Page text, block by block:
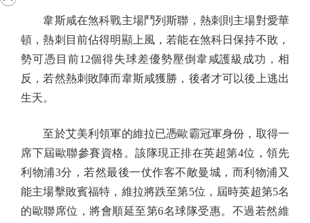
韋斯咸在煞科戰主場鬥列斯聯，熱刺則主場對愛華
頓，熱刺目前佔得明顯上風，若能在煞科日保持不敗，
勢可憑目前12個得失球差優勢壓倒韋咸護級成功，相
反，若然熱刺敗陣而韋斯咸獲勝，後者才可以後上逃出
生天。
至於艾美利領軍的維拉已憑歐霸冠軍身份，取得一
席下屆歐聯參賽資格。該隊現正排在英超第4位，領先
利物浦3分，若然最後一仗作客不敵曼城，而利物浦又
能主場擊敗賓福特，維拉將跌至第5位，屆時英超第5名
的歐聯席位，將會順延至第6名球隊受惠。不過若然維